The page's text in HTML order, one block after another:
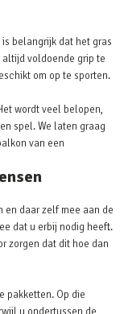
belangrijk dat het gras
altijd voldoende grip te
om op te sporten.
wordt veel belopen,
spel. We laten graag
van een
en daar zelf mee aan de
dat u erbij nodig heeft.
zorgen dat dit hoe dan
pakketten. Op die
u ondertussen de